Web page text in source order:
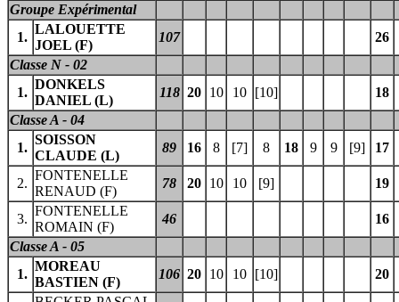
Groupe Expérimental
1.
LALOUETTE
JOEL (F)
107
26
Classe N - 02
1.
DONKELS
DANIEL (L)
118 20 10 10 [10]
18
Classe A - 04
1.
SOISSON
CLAUDE (L)
89 16 8 [7] 8 18 9 9 [9] 17
2.
FONTENELLE
RENAUD (F)
78 20 10 10 [9] 19
3.
FONTENELLE
ROMAIN (F)
46
16
Classe A - 05
1.
MOREAU
BASTIEN (F)
106 20 10 10 [10]
20